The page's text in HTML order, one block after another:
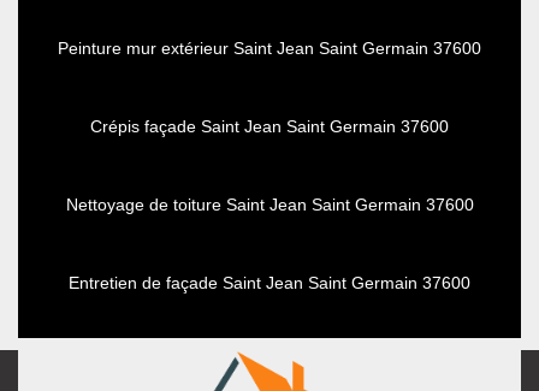
Peinture mur extérieur Saint Jean Saint Germain 37600
Crépis façade Saint Jean Saint Germain 37600
Nettoyage de toiture Saint Jean Saint Germain 37600
Entretien de façade Saint Jean Saint Germain 37600